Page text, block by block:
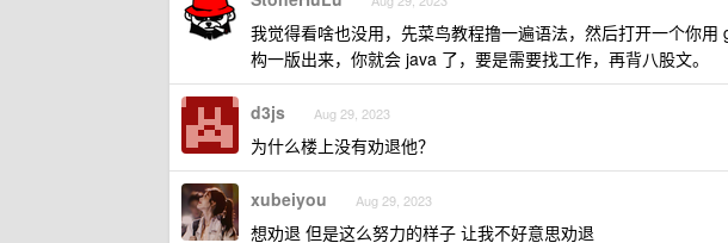
我觉得看啥也没用，先菜鸟教程撸一遍语法，然后打开一个你
构一版出来，你就会 java 了，要是需要找工作，再背八股文。
d3js Aug 29, 2023
为什么楼上没有劝退他？
xubeiyou Aug 29, 2023
想劝退 但是这么努力的样子 让我不好意思劝退